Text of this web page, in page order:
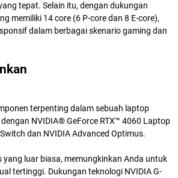
tepat. Selain itu, dengan dukungan
memiliki 14 core (6 P-core dan 8 E-core),
dalam berbagai skenario gaming dan
terpenting dalam sebuah laptop
NVIDIA® GeForce RTX™ 4060 Laptop
dan NVIDIA Advanced Optimus.
luar biasa, memungkinkan Anda untuk
tertinggi. Dukungan teknologi NVIDIA G-